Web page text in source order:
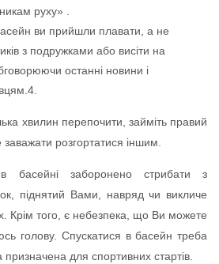
руху» .
ви прийшли плавати, а не
з подружками або висіти на
останні новини і
хвилин перепочити, займіть правий
розгортатися іншим.
басейні заборонено стрибати з
піднятий Вами, навряд чи викличе
Крім того, є небезпека, що Ви можете
голову. Спускатися в басейн треба
для спортивних стартів.